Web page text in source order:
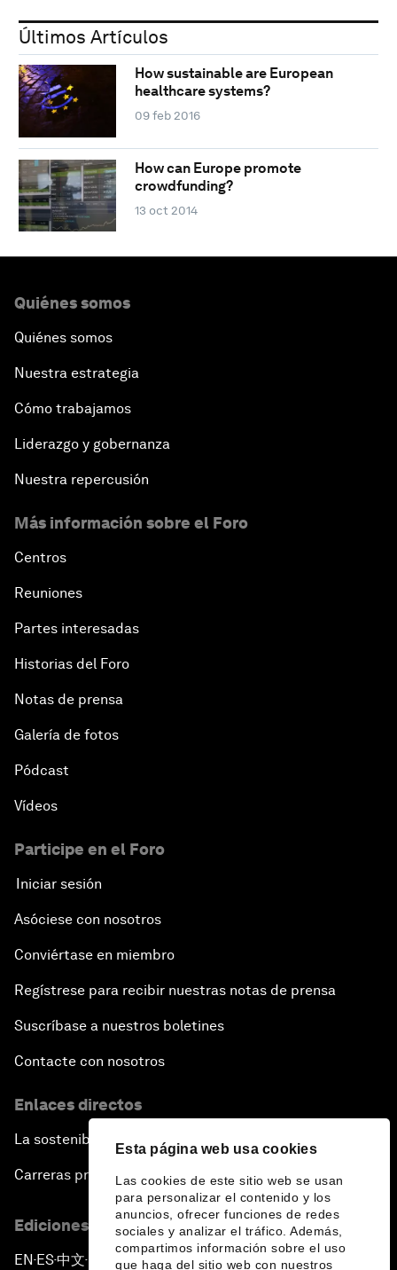
Esta página web usa cookies
Las cookies de este sitio web se usan
para personalizar el contenido y los
anuncios, ofrecer funciones de redes
sociales y analizar el tráfico. Además,
compartimos información sobre el uso
que haga del sitio web con nuestros
Últimos Artículos
How sustainable are European
healthcare systems?
09 feb 2016
How can Europe promote
crowdfunding?
13 oct 2014
Quiénes somos
Quiénes somos
Nuestra estrategia
Cómo trabajamos
Liderazgo y gobernanza
Nuestra repercusión
Más información sobre el Foro
Centros
Reuniones
Partes interesadas
Historias del Foro
Notas de prensa
Galería de fotos
Pódcast
Vídeos
Participe en el Foro
Iniciar sesión
Asóciese con nosotros
Conviértase en miembro
Regístrese para recibir nuestras notas de prensa
Suscríbase a nuestros boletines
Contacte con nosotros
Enlaces directos
La sostenibilidad en el Foro
Carreras profesionales
Ediciones en otros idiomas
EN ▪ES▪中文▪ 日本語